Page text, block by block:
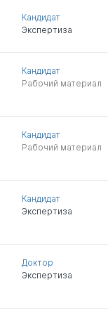
Кандидат
Экспертиза
Кандидат
Рабочий материал
Кандидат
Рабочий материал
Кандидат
Экспертиза
Доктор
Экспертиза